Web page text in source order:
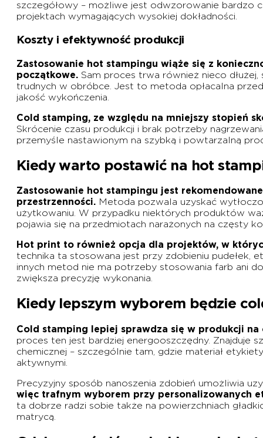
szczegółowy – możliwe jest odwzorowanie bardzo
projektach wymagających wysokiej dokładności.
Koszty i efektywność produkcji
Zastosowanie hot stampingu wiąże się z
początkowe. Sam proces trwa również nieco
trudnych w obróbce. Jest to metoda opłacalna
jakość wykończenia.
Cold stamping, ze względu na mniejszy stopień
Skrócenie czasu produkcji i brak potrzeby
przemyśle nastawionym na szybką i powtarzalną
Kiedy warto postawić na hot
Zastosowanie hot stampingu jest
przestrzenności. Metoda pozwala uzyskać
użytkowaniu. W przypadku niektórych produktów
pojawia się na przedmiotach narażonych na częsty
Hot print to również opcja dla projektów, w
technika ta stosowana jest przy zdobieniu pudełek,
innych metod nie ma potrzeby stosowania farb ani
zwiększa precyzję wykonania.
Kiedy lepszym wyborem będzie
Cold stamping lepiej sprawdza się w produkcji na
proces ten jest bardziej energooszczędny. Znajduje
chemicznej – szczególnie tam, gdzie materiał
aktywnymi.
Precyzyjny sposób nanoszenia zdobień umożliwia
więc trafnym wyborem przy personalizowanych
ta dobrze radzi sobie także na powierzchniach
matrycą.